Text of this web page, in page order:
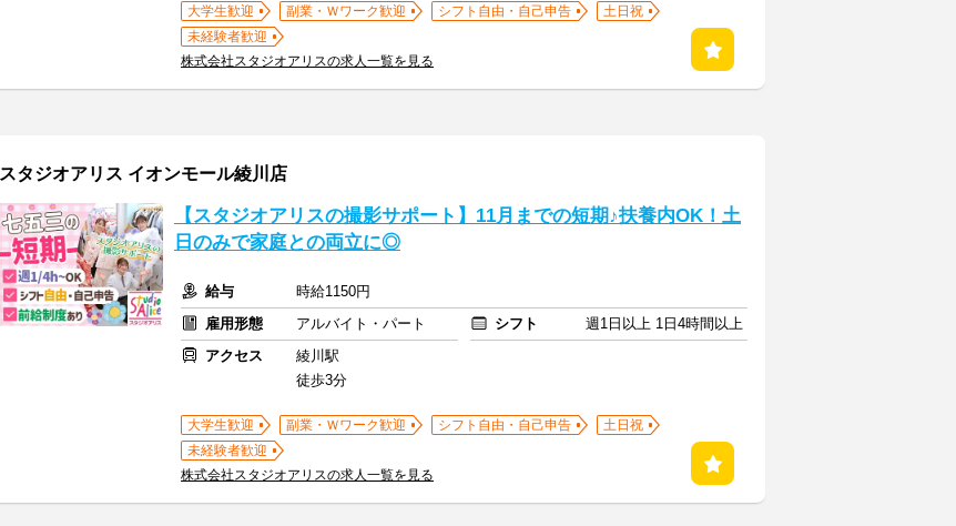
大学生歓迎 副業・Ｗワーク歓迎 シフト自由・自己申告
土日祝
未経験者歓迎
株式会社スタジオアリスの求人一覧を見る
スタジオアリス イオンモール綾川店
【スタジオアリスの撮影サポート】11月までの短期♪扶養内OK！土
日のみで家庭との両立に◎
給与
時給1150円
雇用形態
アルバイト・パート シフト
週1日以上 1日4時間以上
アクセス
綾川駅
徒歩3分
大学生歓迎 副業・Ｗワーク歓迎 シフト自由・自己申告
土日祝
未経験者歓迎
株式会社スタジオアリスの求人一覧を見る